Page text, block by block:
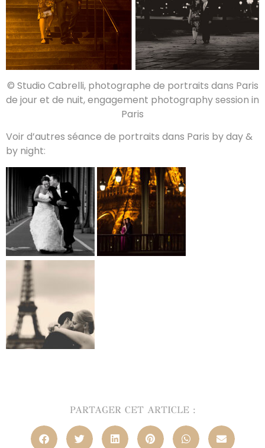
© Studio Cabrelli, photographe de portraits dans Paris
de jour et de nuit, engagement photography session in
Paris
Voir d’autres séance de portraits dans Paris by day &
by night:
PARTAGER CET ARTICLE :